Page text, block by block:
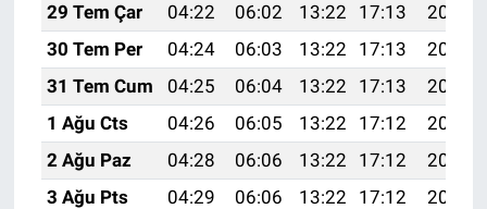
29 Tem Çar
04:22 06:02 13:22 17:13
20:32
30 Tem Per
04:24 06:03 13:22 17:13
20:31
31 Tem Cum
04:25 06:04 13:22 17:13
20:30
1 Ağu Cts
04:26 06:05 13:22 17:12
20:29
2 Ağu Paz
04:28 06:06 13:22 17:12
20:28
3 Ağu Pts
04:29 06:06 13:22 17:12
20:27